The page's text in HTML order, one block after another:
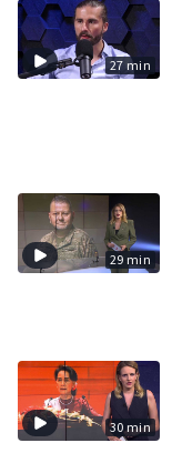
27 min
29 min
30 min